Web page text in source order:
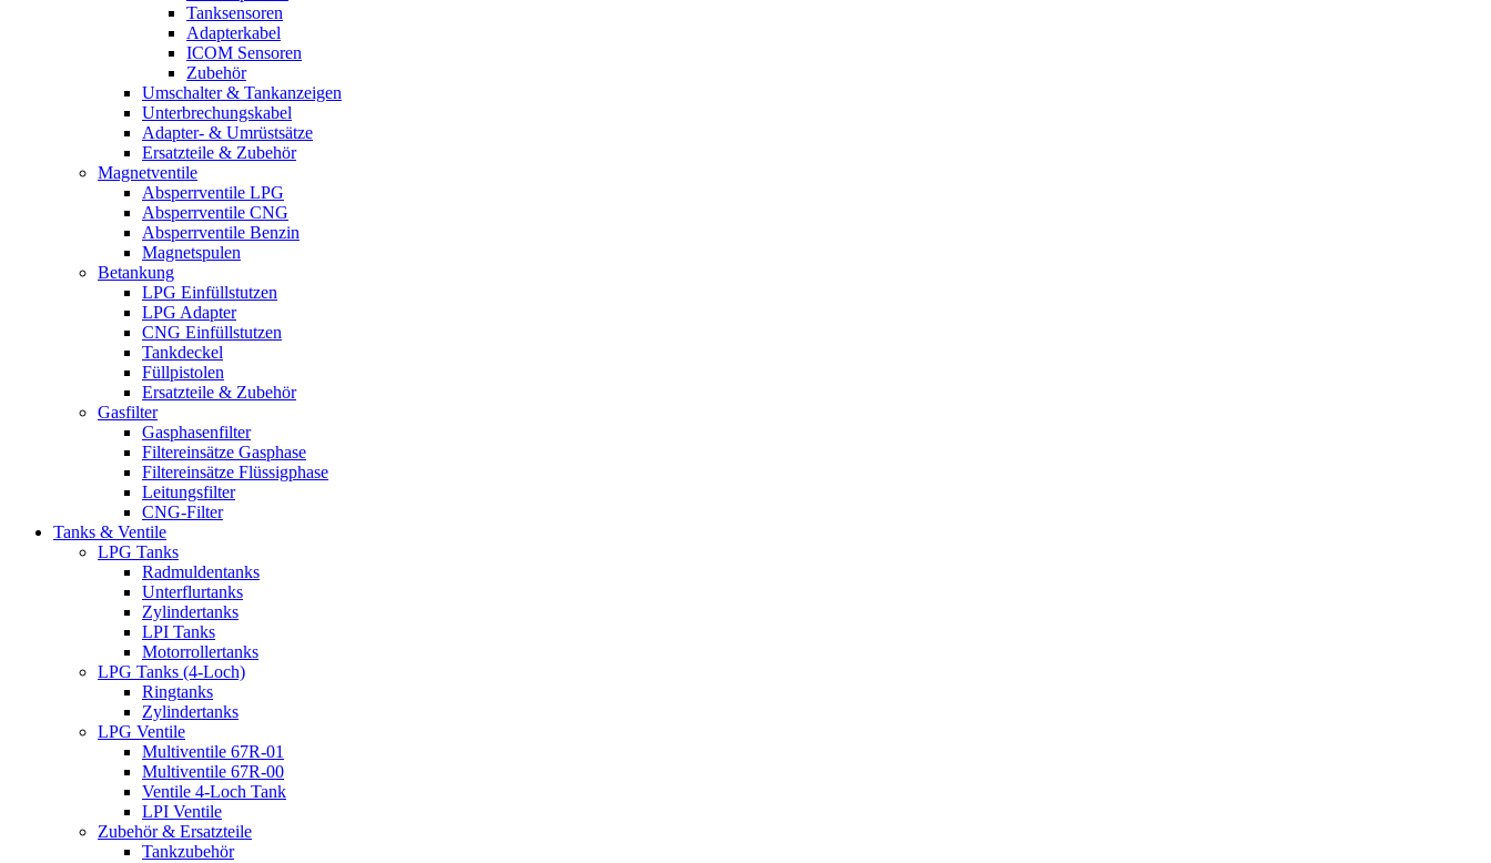
Tanksensoren
Adapterkabel
ICOM Sensoren
Zubehör
Umschalter & Tankanzeigen
Unterbrechungskabel
Adapter- & Umrüstsätze
Ersatzteile & Zubehör
Magnetventile
Absperrventile LPG
Absperrventile CNG
Absperrventile Benzin
Magnetspulen
Betankung
LPG Einfüllstutzen
LPG Adapter
CNG Einfüllstutzen
Tankdeckel
Füllpistolen
Ersatzteile & Zubehör
Gasfilter
Gasphasenfilter
Filtereinsätze Gasphase
Filtereinsätze Flüssigphase
Leitungsfilter
CNG-Filter
Tanks & Ventile
LPG Tanks
Radmuldentanks
Unterflurtanks
Zylindertanks
LPI Tanks
Motorrollertanks
LPG Tanks (4-Loch)
Ringtanks
Zylindertanks
LPG Ventile
Multiventile 67R-01
Multiventile 67R-00
Ventile 4-Loch Tank
LPI Ventile
Zubehör & Ersatzteile
Tankzubehör